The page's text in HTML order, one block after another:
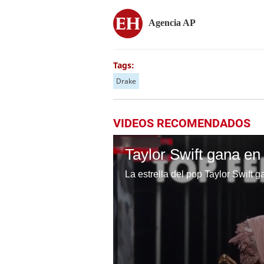
Agencia AP
Tags:
Drake
VIDEOS RECOMENDADOS
La estrella del pop Taylor Swift